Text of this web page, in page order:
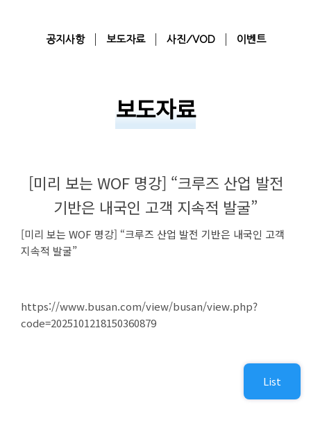
공지사항 보도자료 사진/VOD 이벤트
보도자료
[미리 보는 WOF 명강] “크루즈 산업 발전
기반은 내국인 고객 지속적 발굴”
[미리 보는 WOF 명강] “크루즈 산업 발전 기반은 내국인 고객
지속적 발굴”
https://www.busan.com/view/busan/view.php?
code=2025101218150360879
List